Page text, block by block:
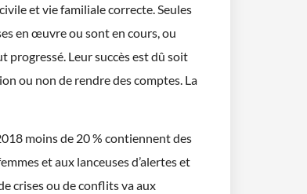
et vie familiale correcte. Seules
en œuvre ou sont en cours, ou
progressé. Leur succès est dû soit
ou non de rendre des comptes. La
moins de 20 % contiennent des
et aux lanceuses d’alertes et
crises ou de conflits va aux